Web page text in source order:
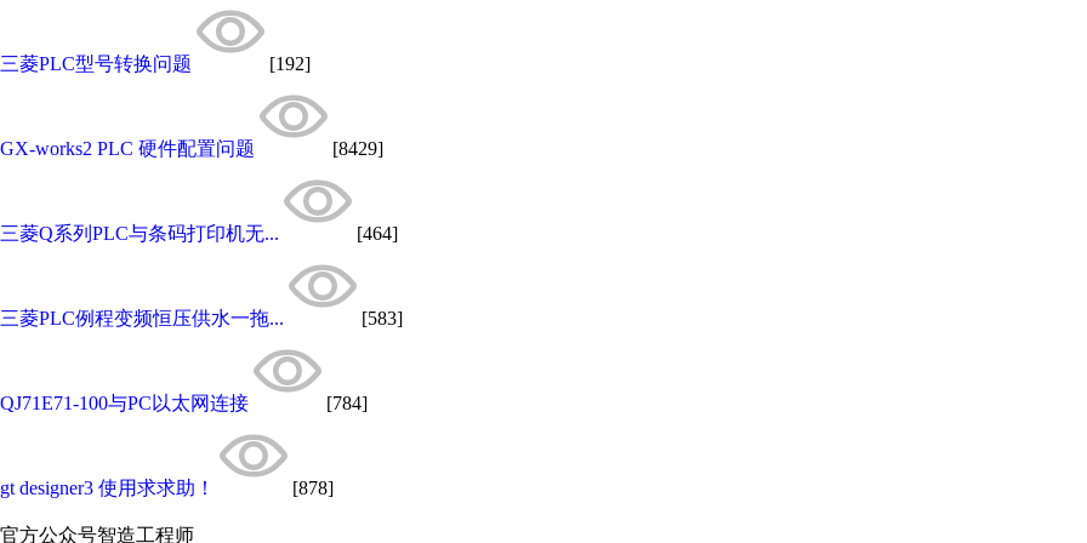
三菱PLC型号转换问题 [192]
GX-works2 PLC 硬件配置问题 [8429]
三菱Q系列PLC与条码打印机无... [464]
三菱PLC例程变频恒压供水一拖... [583]
QJ71E71-100与PC以太网连接 [784]
gt designer3 使用求求助！ [878]
官方公众号智造工程师